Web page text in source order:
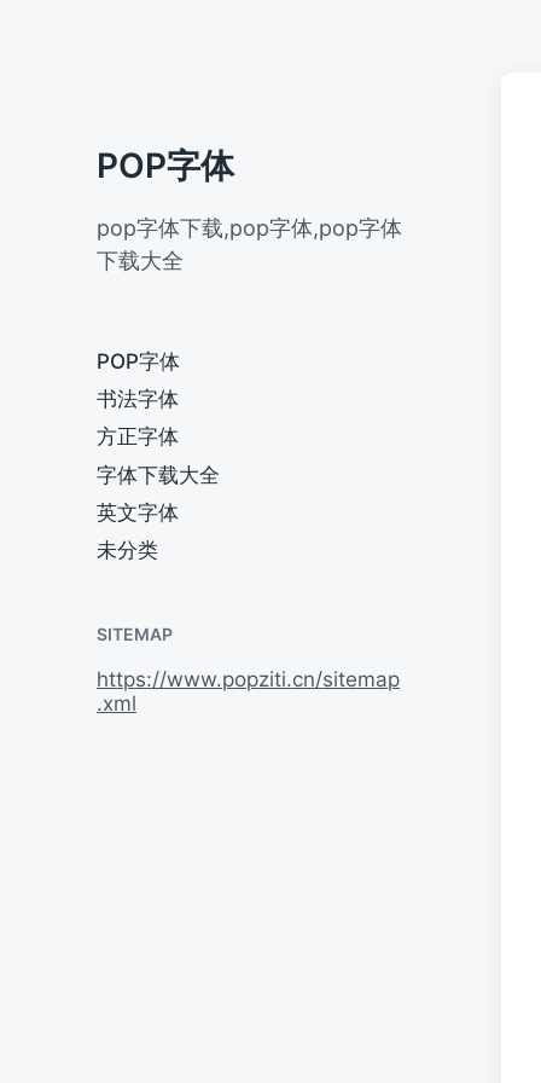
POP字体
pop字体下载,pop字体,pop字体
下载大全
POP字体
书法字体
方正字体
字体下载大全
英文字体
未分类
SITEMAP
https://www.popziti.cn/sitemap
.xml